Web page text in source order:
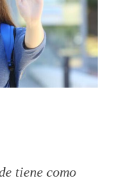
tiene como